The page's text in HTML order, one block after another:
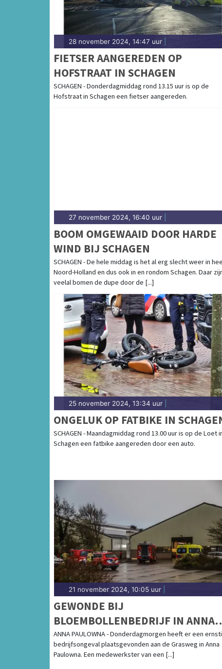
28 november 2024, 14:47 uur
FIETSER AANGEREDEN OP
HOFSTRAAT IN SCHAGEN
SCHAGEN - Donderdagmiddag rond 13.15 uur is op de
Hofstraat in Schagen een fietser aangereden.
27 november 2024, 16:40 uur
BOOM OMGEWAAID DOOR HARDE
WIND BIJ SCHAGEN
SCHAGEN - De hele middag is het al erg slecht weer in
Noord-Holland en dus ook in en rondom Schagen. Daar
veelal bomen de dupe door de [...]
25 november 2024, 13:34 uur
ONGELUK OP FATBIKE IN
SCHAGEN - Maandagmiddag rond 13.00 uur is op de Loet
Schagen een fatbike aangereden door een auto.
21 november 2024, 10:05 uur
GEWONDE BIJ
BLOEMBOLLENBEDRIJF IN ANNA
PAULOWNA NA BEKNELLING
ANNA PAULOWNA - Donderdagmorgen heeft er een
bedrijfsongeval plaatsgevonden aan de Grasweg in Anna
Paulowna. Een medewerkster van een [...]